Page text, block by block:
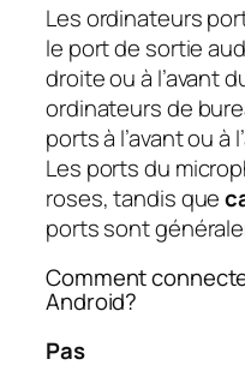
Les ordinateurs
le port de sortie
droite ou à l’avant
ordinateurs de
ports à l’avant ou à
Les ports du
roses, tandis que
ports sont
Comment
Android?
Pas